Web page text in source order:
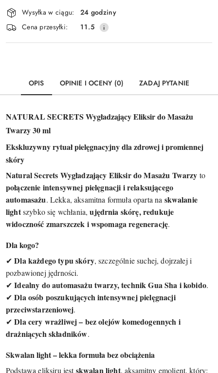
Wyślij
i
dostawa
Wysyłka w ciągu:
24 godziny
Cena przesyłki:
11.5
OPIS OPINIE I OCENY (0) ZADAJ PYTANIE
NATURAL SECRETS Wygładzający Eliksir do Masażu
Twarzy 30 ml
Ekskluzywny rytuał pielęgnacyjny dla zdrowej i promiennej
skóry
Natural Secrets Wygładzający Eliksir do Masażu Twarzy to
połączenie intensywnej pielęgnacji i relaksującego
automasażu. Lekka, aksamitna formuła oparta na skwalanie
lightszybko się wchłania,ujędrnia skórę, redukuje
widoczność zmarszczek i wspomaga regenerację.
Dla kogo?
✔Dla każdego typu skóry, szczególnie suchej, dojrzałej i
pozbawionej jędrności.
✔Idealny do automasażu twarzy, technik Gua Sha i kobido.
✔Dla osób poszukujących intensywnej pielęgnacji
przeciwstarzeniowej.
✔Dla cery wrażliwej – bez olejów komedogennych i
drażniących składników.
Skwalan light – lekka formuła bez obciążenia
Podstawą eliksiru jestskwalan light, aksamitny emolient, który: